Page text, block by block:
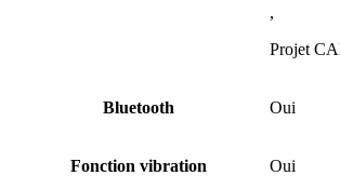
,
Projet
Bluetooth Oui
Fonction vibration Oui